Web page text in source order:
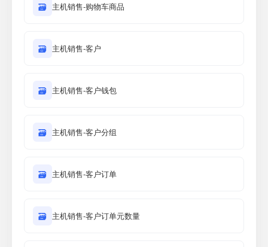
🗃 主机销售-购物车商品
🗃 主机销售-客户
🗃 主机销售-客户钱包
🗃 主机销售-客户分组
🗃 主机销售-客户订单
🗃 主机销售-客户订单元数量